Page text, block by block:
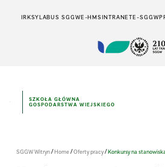
IRKSYLABUS SGGWE-HMSINTRANETE-SGGW
SZKOŁA GŁÓWNA
GOSPODARSTWA WIEJSKIEGO
SGGW Witryn/Home/Oferty pracy/Konkursy na